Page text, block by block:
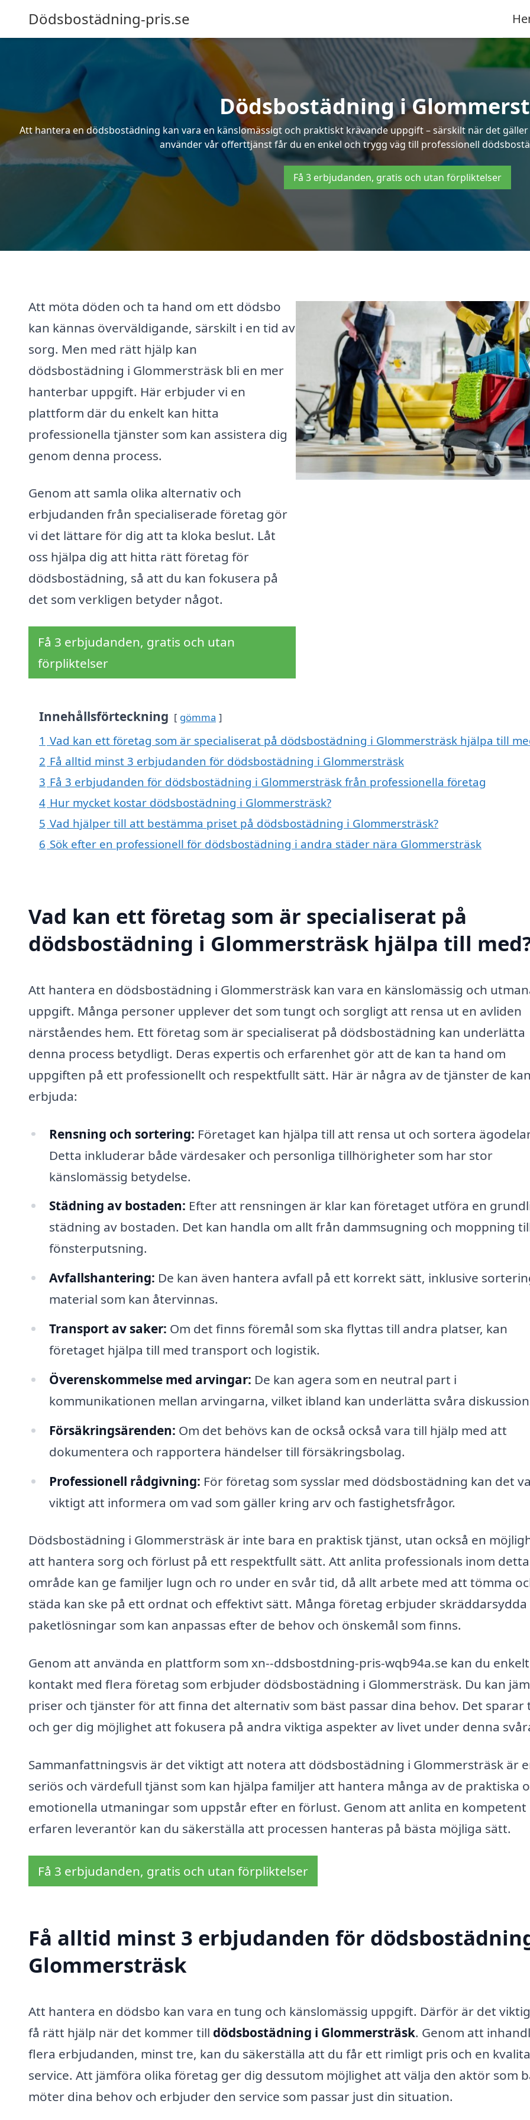
Dödsbostädning-pris.se
Dödsbostädning i
Att hantera en dödsbostädning kan vara en känslomässigt och praktiskt krävande uppgift – särskilt när det
använder vår offerttjänst får du en enkel och trygg väg till professionell
Få 3 erbjudanden, gratis och utan förpliktelser
Att möta döden och ta hand om ett dödsbo
kan kännas överväldigande, särskilt i en tid av
sorg. Men med rätt hjälp kan
dödsbostädning i Glommersträsk bli en mer
hanterbar uppgift. Här erbjuder vi en
plattform där du enkelt kan hitta
professionella tjänster som kan assistera dig
genom denna process.
Genom att samla olika alternativ och
erbjudanden från specialiserade företag gör
vi det lättare för dig att ta kloka beslut. Låt
oss hjälpa dig att hitta rätt företag för
dödsbostädning, så att du kan fokusera på
det som verkligen betyder något.
Få 3 erbjudanden, gratis och utan
förpliktelser
Innehållsförteckning gömma
1 Vad kan ett företag som är specialiserat på dödsbostädning i Glommersträsk hjälpa till
2 Få alltid minst 3 erbjudanden för dödsbostädning i Glommersträsk
3 Få 3 erbjudanden för dödsbostädning i Glommersträsk från professionella företag
4 Hur mycket kostar dödsbostädning i Glommersträsk?
5 Vad hjälper till att bestämma priset på dödsbostädning i Glommersträsk?
6 Sök efter en professionell för dödsbostädning i andra städer nära Glommersträsk
Vad kan ett företag som är specialiserat på
dödsbostädning i Glommersträsk hjälpa till
Att hantera en dödsbostädning i Glommersträsk kan vara en känslomässig och
uppgift. Många personer upplever det som tungt och sorgligt att rensa ut en avliden
närståendes hem. Ett företag som är specialiserat på dödsbostädning kan underlätta
denna process betydligt. Deras expertis och erfarenhet gör att de kan ta hand om
uppgiften på ett professionellt och respektfullt sätt. Här är några av de tjänster de
erbjuda:
Rensning och sortering: Företaget kan hjälpa till att rensa ut och sortera
Detta inkluderar både värdesaker och personliga tillhörigheter som har stor
känslomässig betydelse.
Städning av bostaden: Efter att rensningen är klar kan företaget utföra en
städning av bostaden. Det kan handla om allt från dammsugning och moppning
fönsterputsning.
Avfallshantering: De kan även hantera avfall på ett korrekt sätt, inklusive
material som kan återvinnas.
Transport av saker: Om det finns föremål som ska flyttas till andra platser, kan
företaget hjälpa till med transport och logistik.
Överenskommelse med arvingar: De kan agera som en neutral part i
kommunikationen mellan arvingarna, vilket ibland kan underlätta svåra
Försäkringsärenden: Om det behövs kan de också också vara till hjälp med att
dokumentera och rapportera händelser till försäkringsbolag.
Professionell rådgivning: För företag som sysslar med dödsbostädning kan det
viktigt att informera om vad som gäller kring arv och fastighetsfrågor.
Dödsbostädning i Glommersträsk är inte bara en praktisk tjänst, utan också en
att hantera sorg och förlust på ett respektfullt sätt. Att anlita professionals inom detta
område kan ge familjer lugn och ro under en svår tid, då allt arbete med att tömma
städa kan ske på ett ordnat och effektivt sätt. Många företag erbjuder skräddarsydda
paketlösningar som kan anpassas efter de behov och önskemål som finns.
Genom att använda en plattform som xn--ddsbostdning-pris-wqb94a.se kan du
kontakt med flera företag som erbjuder dödsbostädning i Glommersträsk. Du kan
priser och tjänster för att finna det alternativ som bäst passar dina behov. Det sparar
och ger dig möjlighet att fokusera på andra viktiga aspekter av livet under denna
Sammanfattningsvis är det viktigt att notera att dödsbostädning i Glommersträsk är
seriös och värdefull tjänst som kan hjälpa familjer att hantera många av de praktiska
emotionella utmaningar som uppstår efter en förlust. Genom att anlita en kompetent
erfaren leverantör kan du säkerställa att processen hanteras på bästa möjliga sätt.
Få 3 erbjudanden, gratis och utan förpliktelser
Få alltid minst 3 erbjudanden för
Glommersträsk
Att hantera en dödsbo kan vara en tung och känslomässig uppgift. Därför är det
få rätt hjälp när det kommer till dödsbostädning i Glommersträsk. Genom att
flera erbjudanden, minst tre, kan du säkerställa att du får ett rimligt pris och en
service. Att jämföra olika företag ger dig dessutom möjlighet att välja den aktör som
möter dina behov och erbjuder den service som passar just din situation.